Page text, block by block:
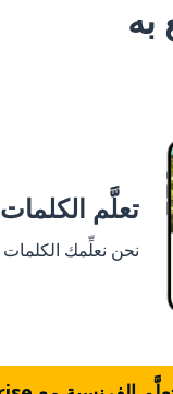
تعلَّم الكلمات
نحن نعلِّمك